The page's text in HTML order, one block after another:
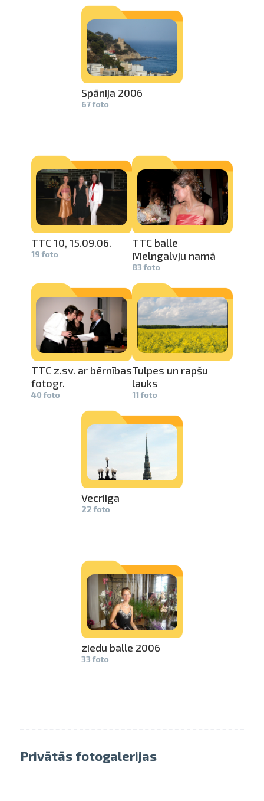
Spānija 2006
67 foto
TTC 10, 15.09.06.
19 foto
TTC balle
Melngalvju­ namā
83 foto
TTC z.sv. ar bērnības
fotogr.
40 foto
Tulpes un rapšu
lauks
11 foto
Vecriiga
22 foto
ziedu balle 2006
33 foto
Privātās fotogalerijas